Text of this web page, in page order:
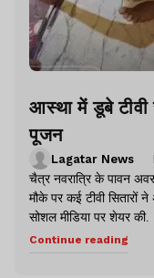
आस्था में डूबे टीवी
पूजन
Lagatar News
चैत्र नवरात्रि के पावन
मौके पर कई टीवी सितारों
सोशल मीडिया पर शेयर की.
Continue reading